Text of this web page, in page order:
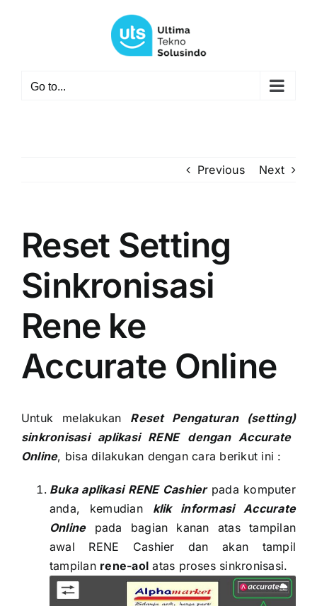
Go to...
Previous Next
Reset Setting
Sinkronisasi
Rene ke
Accurate Online
Untuk melakukan Reset Pengaturan (setting)
sinkronisasiaplikasi RENE
dengan Accurate
Online, bisa dilakukan dengan cara berikut ini :
Buka aplikasi RENE Cashierpada komputer
anda, kemudian klik informasi Accurate
Onlinepada bagian kanan atas tampilan
awal RENE Cashier dan akan tampil
tampilan rene-aol atas proses sinkronisasi.